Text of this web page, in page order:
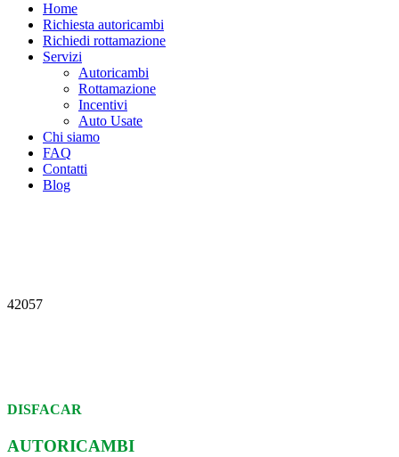
Home
Richiesta autoricambi
Richiedi rottamazione
Servizi
Autoricambi
Rottamazione
Incentivi
Auto Usate
Chi siamo
FAQ
Contatti
Blog
42057
DISFACAR
AUTORICAMBI